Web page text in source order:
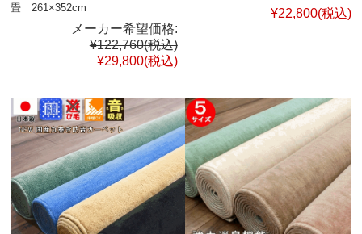
畳 261×352cm
メーカー希望価格:
¥122,760(税込)
¥29,800(税込)
¥22,800(税込)